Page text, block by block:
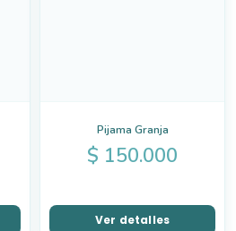
Pijama Granja
$ 150.000
Ver detalles